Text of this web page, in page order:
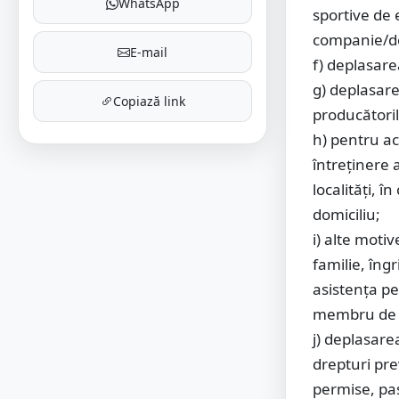
E-mail
Copiază link
sportive de
companie/
f)
g)
h) pentru
întreţinere
localităţi, în
domiciliu;
i) alte
familie,
asistenţa
membru
j)
drepturi
permise,